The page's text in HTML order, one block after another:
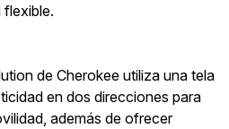
de Cherokee utiliza una tela
en dos direcciones para
además de ofrecer